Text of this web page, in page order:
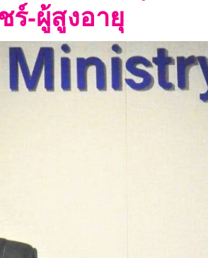
ร์-ผู้สูงอายุ